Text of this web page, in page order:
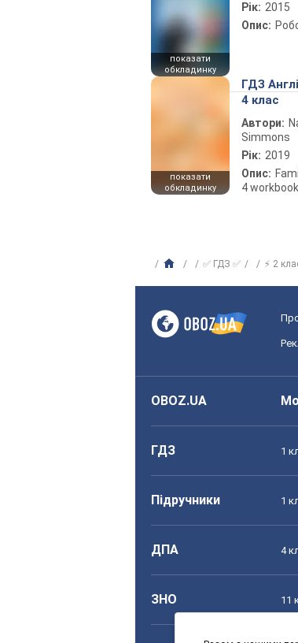
показати
обкладинку
Рік: 2015
Опис:
показати
обкладинку
ГДЗ
4 клас
Автори:
Simmons
Рік: 2019
Опис:
4
✅ ГДЗ ✅ ⚡ 2
OBOZ.UA
ГДЗ 1
Підручники 1
ДПА 4
ЗНО 11